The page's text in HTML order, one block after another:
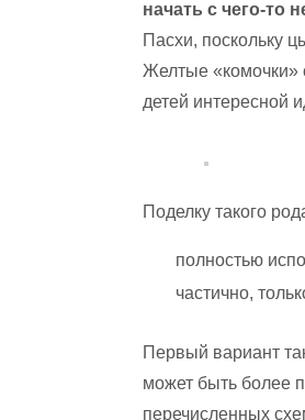
начать с чего-то
Пасхи, поскольку
Желтые «комочки»
детей интересной
Поделку такого
полностью
частично,
Первый вариант
может быть более
перечисленных